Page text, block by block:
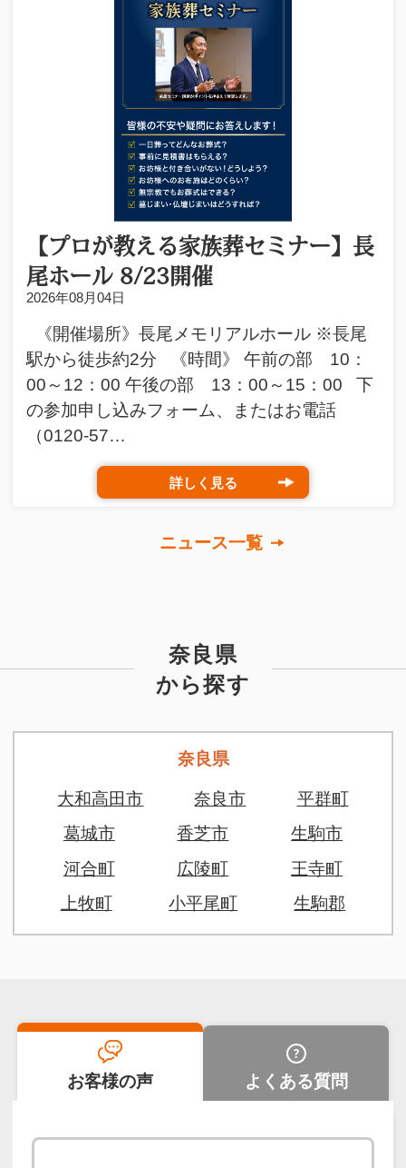
【プロが教える家族葬セミナー】長
尾ホール 8/23開催
2026年08月04日
《開催場所》長尾メモリアルホール ※長尾
駅から徒歩約2分 《時間》 午前の部 10：
00～12：00 午後の部 13：00～15：00 下
の参加申し込みフォーム、またはお電話
（0120-57…
詳しく見る
ニュース一覧
奈良県
から探す
奈良県
大和高田市 奈良市
平群町
葛城市
香芝市
生駒市
河合町
広陵町
王寺町
上牧町
小平尾町 生駒郡
お客様の声 よくある質問